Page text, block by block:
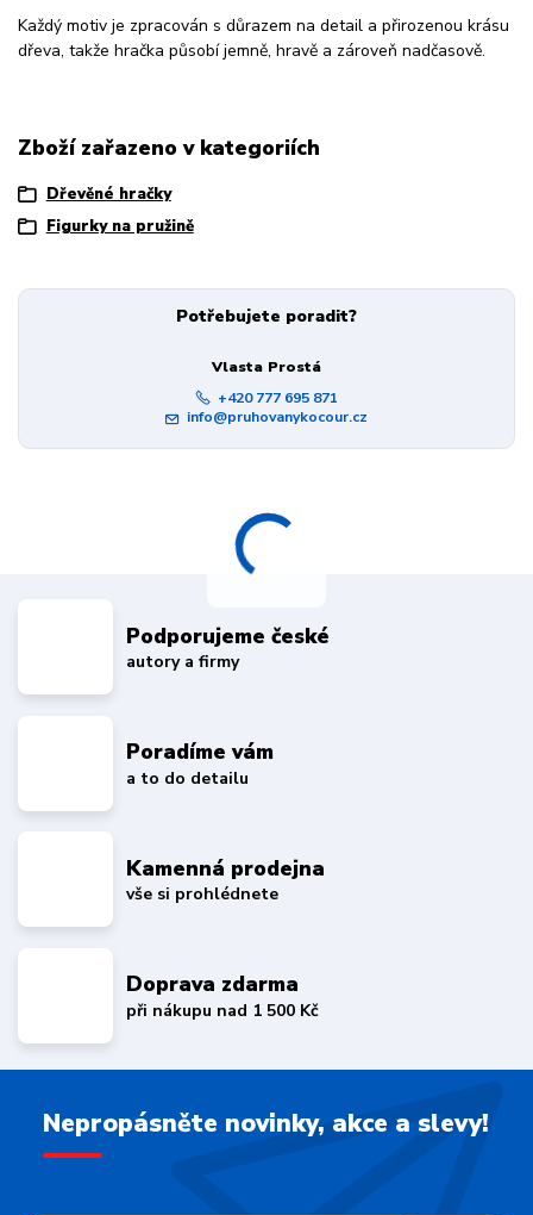
Každý motiv je zpracován s důrazem na detail a přirozenou krásu
dřeva, takže hračka působí jemně, hravě a zároveň nadčasově.
Zboží zařazeno v kategoriích
Dřevěné hračky
Figurky na pružině
Potřebujete poradit?
Vlasta Prostá
+420 777 695 871
info@pruhovanykocour.cz
Podporujeme české
autory a firmy
Poradíme vám
a to do detailu
Kamenná prodejna
vše si prohlédnete
Doprava zdarma
při nákupu nad 1 500 Kč
Nepropásněte novinky, akce a slevy!